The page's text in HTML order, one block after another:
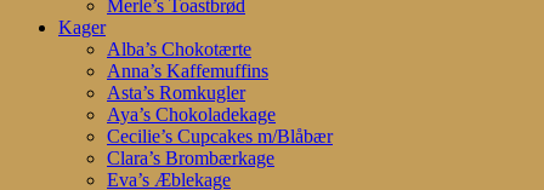
Merle’s Toastbrød
Kager
Alba’s Chokotærte
Anna’s Kaffemuffins
Asta’s Romkugler
Aya’s Chokoladekage
Cecilie’s Cupcakes m/Blåbær
Clara’s Brombærkage
Eva’s Æblekage